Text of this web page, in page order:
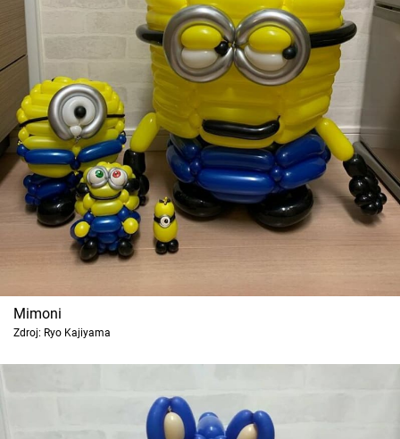
Mimoni
Zdroj: Ryo Kajiyama